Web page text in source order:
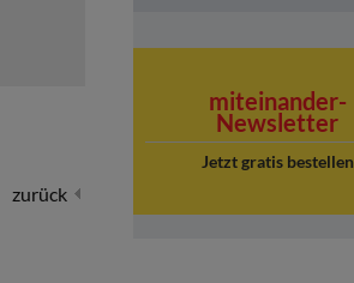
miteinander-
Newsletter
Jetzt gratis bestellen
zurück